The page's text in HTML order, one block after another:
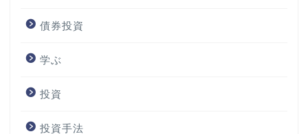
債券投資
学ぶ
投資
投資手法